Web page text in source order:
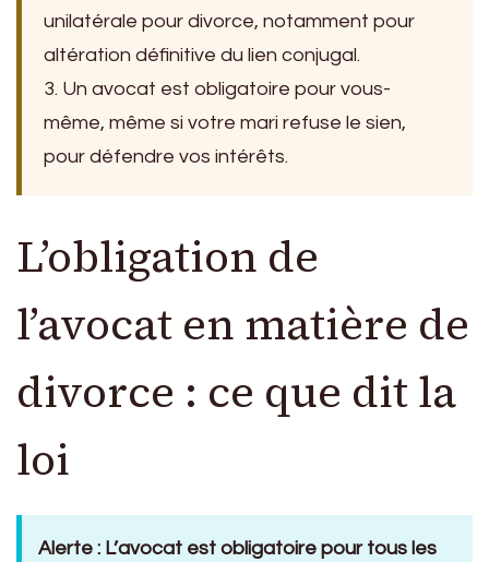
unilatérale pour divorce, notamment pour
altération définitive du lien conjugal.
3. Un avocat est obligatoire pour vous-
même, même si votre mari refuse le sien,
pour défendre vos intérêts.
L’obligation de
l’avocat en matière de
divorce : ce que dit la
loi
Alerte : L’avocat est obligatoire pour tous les